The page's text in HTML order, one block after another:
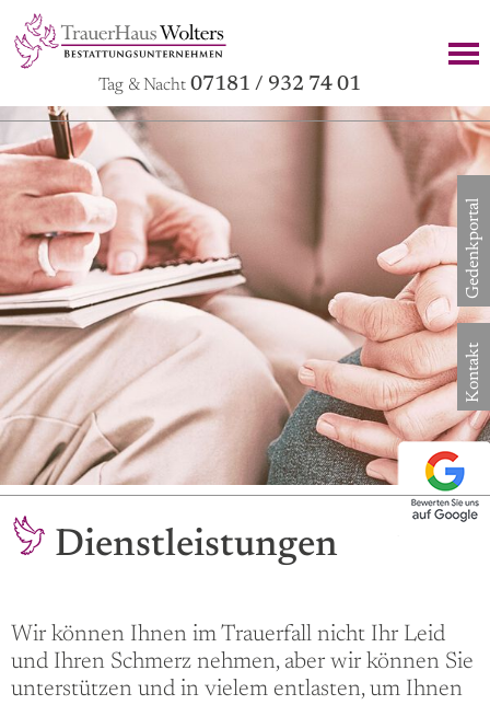
Tag & Nacht 07181 / 932 74 01
Gedenkportal
Kontakt
Dienstleistungen
Wir können Ihnen im Trauerfall nicht Ihr Leid
und Ihren Schmerz nehmen, aber wir können Sie
unterstützen und in vielem entlasten, um Ihnen